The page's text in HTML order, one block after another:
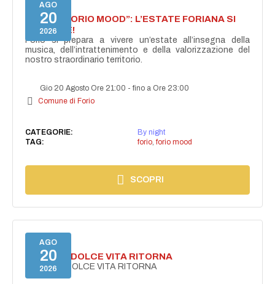
AGO
20
2026
NASCE “FORIO MOOD”: L’ESTATE FORIANA SI
ACCENDE!
Forio si prepara a vivere un’estate all’insegna della
musica, dell’intrattenimento e della valorizzazione del
nostro straordinario territorio.
Gio 20 Agosto Ore 21:00 -fino a Ore 23:00
Comune di Forio
CATEGORIE:
By night
TAG:
forio, forio mood
SCOPRI
AGO
20
2026
FORIO LA DOLCE VITA RITORNA
FORIO LA DOLCE VITA RITORNA